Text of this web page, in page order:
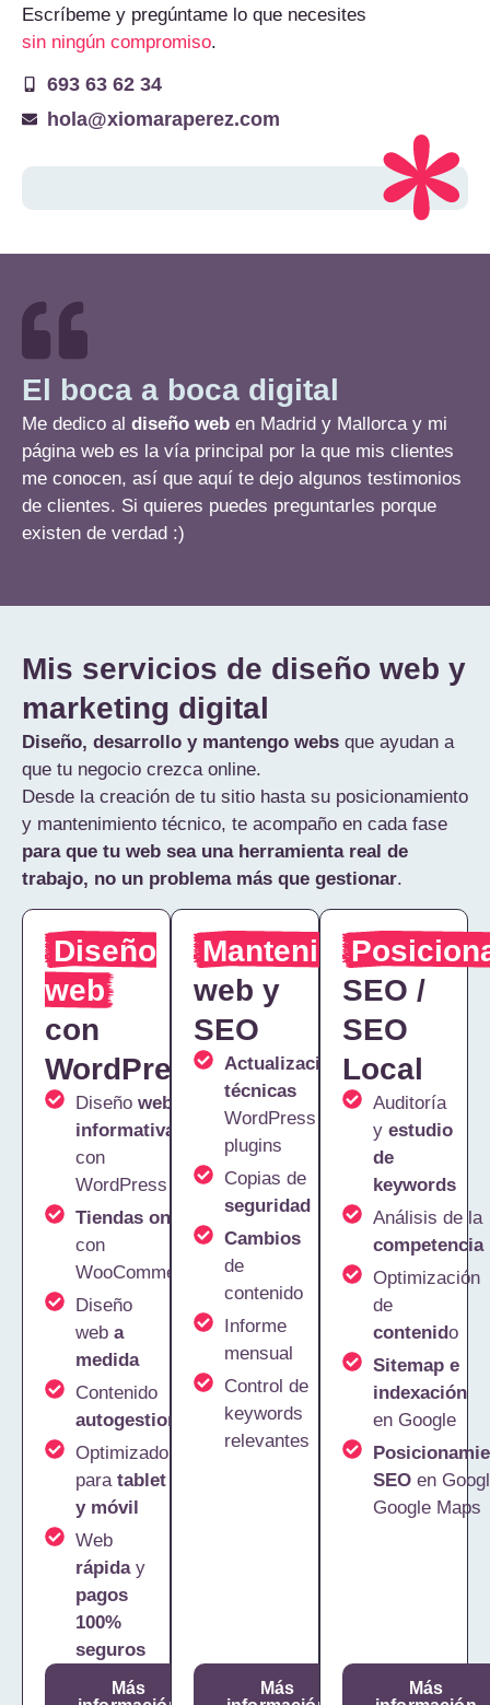
Escríbeme y pregúntame lo que necesites
sin ningún compromiso.
693 63 62 34
hola@xiomaraperez.com
El boca a boca digital
Me dedico al diseño web en Madrid y Mallorca y mi
página web es la vía principal por la que mis clientes
me conocen, así que aquí te dejo algunos testimonios
de clientes. Si quieres puedes preguntarles porque
existen de verdad :)
Mis servicios de diseño web y
marketing digital
Diseño, desarrollo y mantengo webs que ayudan a
que tu negocio crezca online.
Desde la creación de tu sitio hasta su posicionamiento
y mantenimiento técnico, te acompaño en cada fase
para que tu web sea una herramienta real de
trabajo, no un problema más que gestionar.
Diseño
web
con
WordPress
Diseño webs
informativas
con
WordPress
Tiendas online
con
WooCommerce
Diseño
web a
medida
Contenido
autogestionable
Optimizado
para tablet
y móvil
Web
rápiday
pagos
100%
seguros
Más
Mantenimiento
web y
SEO
Actualizaciones
técnicas
WordPress y
plugins
Copias de
seguridad
Cambios
de
contenido
Informe
mensual
Control de
keywords
relevantes
Más
SEO /
SEO
Local
Auditoría
y estudio
de
keywords
Análisis de la
competencia
Optimización
de
contenido
Sitemap e
indexación
en Google
SEOen
Google Maps
Más